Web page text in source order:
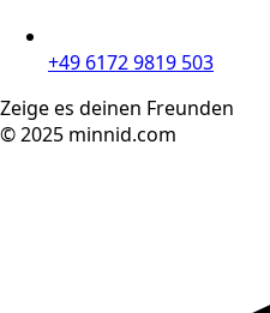
+49 6172 9819 503
Zeige es deinen Freunden
© 2025 minnid.com